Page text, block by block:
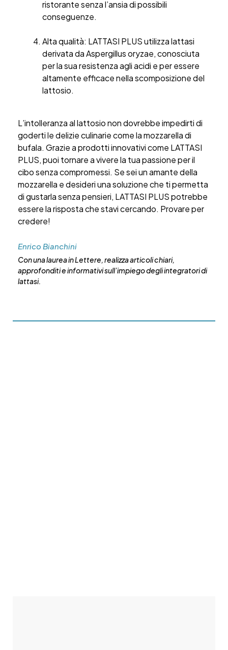
ristorante senza l’ansia di possibili
conseguenze.
Alta qualità: LATTASI PLUS utilizza lattasi
derivata da Aspergillus oryzae, conosciuta
per la sua resistenza agli acidi e per essere
altamente efficace nella scomposizione del
lattosio.
L’intolleranza al lattosio non dovrebbe impedirti di
goderti le delizie culinarie come la mozzarella di
bufala. Grazie a prodotti innovativi come LATTASI
PLUS, puoi tornare a vivere la tua passione per il
cibo senza compromessi. Se sei un amante della
mozzarella e desideri una soluzione che ti permetta
di gustarla senza pensieri, LATTASI PLUS potrebbe
essere la risposta che stavi cercando. Provare per
credere!
Enrico Bianchini
Con una laurea in Lettere, realizza articoli chiari,
approfonditi e informativi sull’impiego degli integratori di
lattasi.